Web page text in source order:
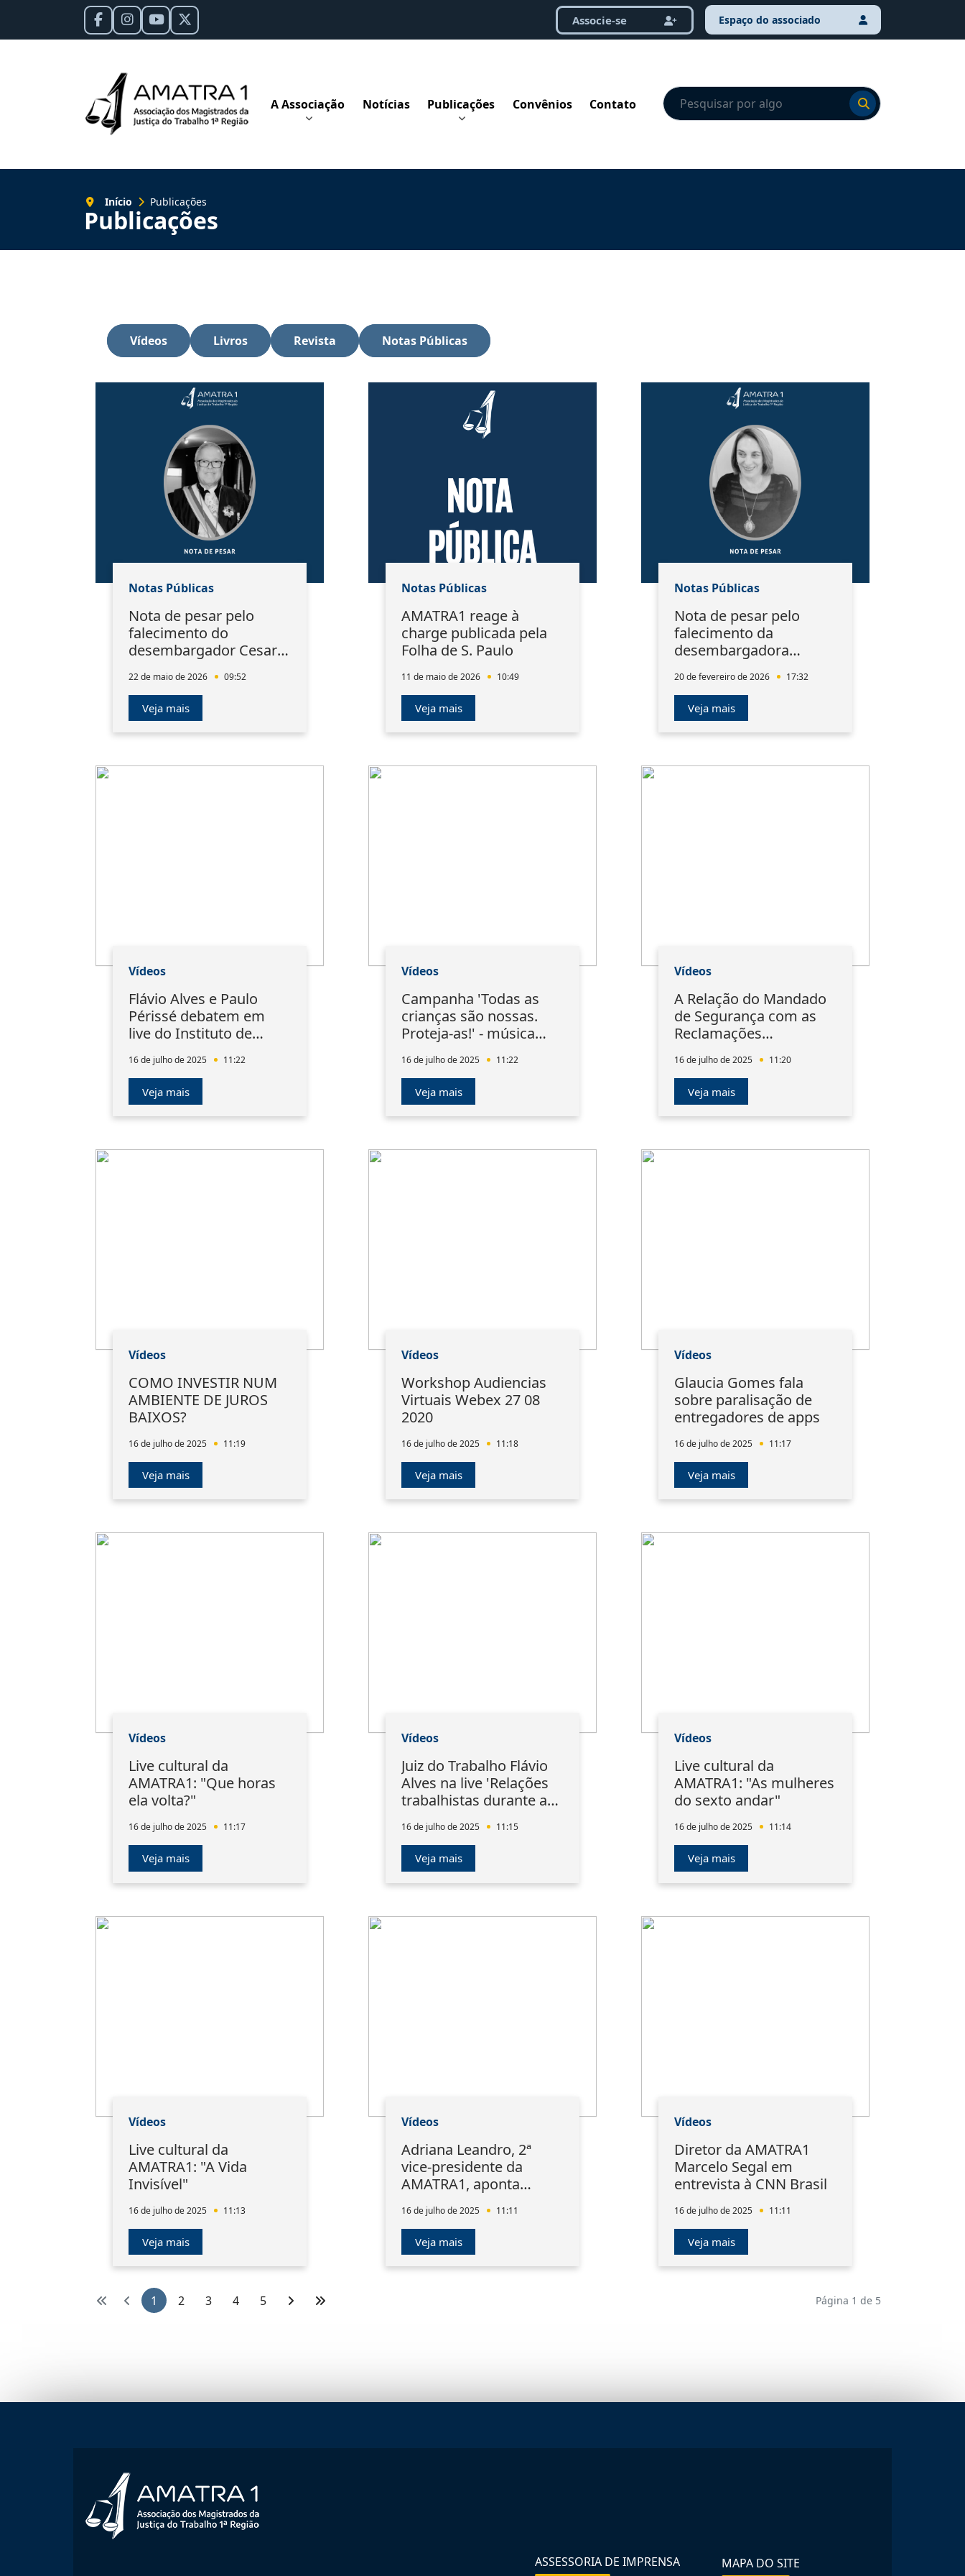
Espaço do associado
Associe-se
A Associação Notícias Publicações Convênios Contato
Ir para o resultado
Ir para o resultado
Publicações
Início Publicações
Vídeos Livros Revista Notas Públicas
Notas Públicas
Nota de pesar pelo
falecimento do
desembargador Cesar
22 de maio de 2026 09:52
Veja mais
Notas Públicas
AMATRA1 reage à
charge publicada pela
Folha de S. Paulo
11 de maio de 2026 10:49
Veja mais
Notas Públicas
Nota de pesar pelo
falecimento da
desembargadora
Valadão Lopes
20 de fevereiro de 2026 17:32
Veja mais
Vídeos
Flávio Alves e Paulo
Périssé debatem em
live do Instituto de
16 de julho de 2025 11:22
Veja mais
Vídeos
Campanha 'Todas as
crianças são nossas.
Proteja-as!' - música
16 de julho de 2025 11:22
Veja mais
Vídeos
A Relação do Mandado
de Segurança com as
Reclamações
16 de julho de 2025 11:20
Veja mais
Vídeos
COMO INVESTIR NUM
AMBIENTE DE JUROS
BAIXOS?
16 de julho de 2025 11:19
Veja mais
Vídeos
Workshop Audiencias
Virtuais Webex 27 08
2020
16 de julho de 2025 11:18
Veja mais
Vídeos
Glaucia Gomes fala
sobre paralisação de
entregadores de apps
16 de julho de 2025 11:17
Veja mais
Vídeos
Live cultural da
AMATRA1: "Que horas
ela volta?"
16 de julho de 2025 11:17
Veja mais
Vídeos
Juiz do Trabalho Flávio
Alves na live 'Relações
trabalhistas durante a
16 de julho de 2025 11:15
Veja mais
Vídeos
Live cultural da
AMATRA1: "As mulheres
do sexto andar"
16 de julho de 2025 11:14
Veja mais
Vídeos
Live cultural da
AMATRA1: "A Vida
Invisível"
16 de julho de 2025 11:13
Veja mais
Vídeos
Adriana Leandro, 2ª
vice-presidente da
AMATRA1, aponta
da MP 927/2020
16 de julho de 2025 11:11
Veja mais
Vídeos
Diretor da AMATRA1
Marcelo Segal em
entrevista à CNN Brasil
16 de julho de 2025 11:11
Veja mais
1 2 3 4 5 Página 1 de 5
ASSESSORIA DE IMPRENSA MAPA DO SITE